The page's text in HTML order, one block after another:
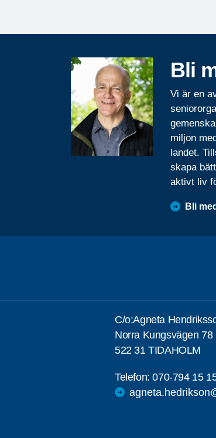
Bli
Vi är en
miljon
landet.
skapa
aktivt liv
Bli
C/o:Agneta
Norra Kungsvägen 78
522 31 TIDAHOLM
Telefon:070-794 15